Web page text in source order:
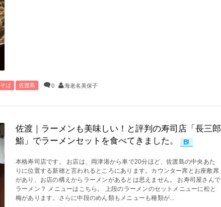
そば 佐渡島 0 海老名美保子
佐渡｜ラーメンも美味しい！と評判の寿司店「長三郎
鮨」でラーメンセットを食べてきました。
本格寿司店です。 お店は、両津港から車で20分ほど、佐渡島の中央あた
りに位置する新穂と言われるところにあります。カウンター席とお座敷席
があり、お店の構えからラーメンがあるとは思えません。 お寿司屋さんで
ラーメン？ メニューはこちら。 上段のラーメンのセットメニューに松と
梅があります。さらに中段のめん類もメニューも種類が...